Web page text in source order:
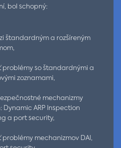
bol schopný:
štandardným a rozšíreným
problémy so štandardnými a
zoznamami,
mechanizmy
Dynamic ARP Inspection
a port security,
mechanizmov DAI,